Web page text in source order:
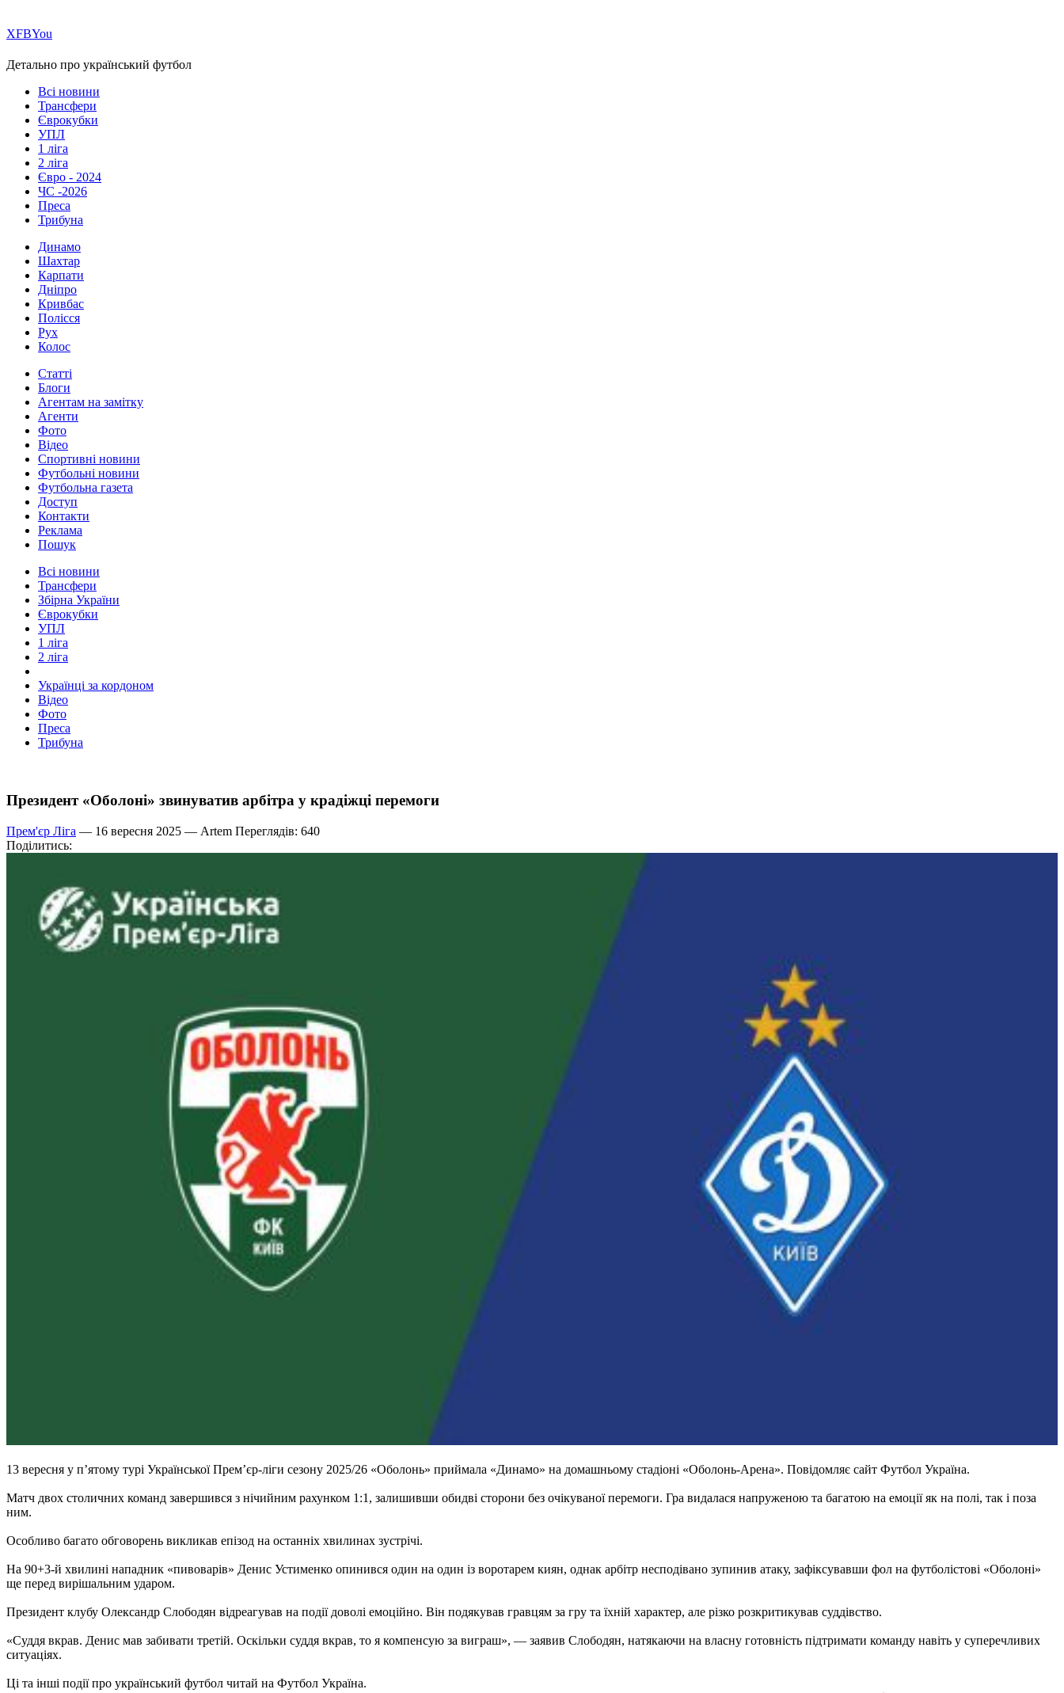
ХFBYou
Детально про український футбол
Всі новини
Трансфери
Єврокубки
УПЛ
1 ліга
2 ліга
Євро - 2024
ЧС -2026
Преса
Трибуна
Динамо
Шахтар
Карпати
Дніпро
Кривбас
Полісся
Рух
Колос
Статті
Блоги
Агентам на замітку
Агенти
Фото
Відео
Спортивні новини
Футбольні новини
Футбольна газета
Доступ
Контакти
Реклама
Пошук
Всі новини
Трансфери
Збірна України
Єврокубки
УПЛ
1 ліга
2 ліга
Українці за кордоном
Відео
Фото
Преса
Трибуна
Президент «Оболоні» звинуватив арбітра у крадіжці перемоги
Прем'єр Ліга — 16 вересня 2025 — Artem Переглядів: 640
Поділитись:
13 вересня у п’ятому турі Української Прем’єр-ліги сезону 2025/26 «Оболонь» приймала «Динамо» на домашньому стадіоні «Оболонь-Арена». Повідомляє сайт Футбол Україна.
Матч двох столичних команд завершився з нічийним рахунком 1:1, залишивши обидві сторони без очікуваної перемоги. Гра видалася напруженою та багатою на емоції як на полі, так і поза
ним.
Особливо багато обговорень викликав епізод на останніх хвилинах зустрічі.
На 90+3-й хвилині нападник «пивоварів» Денис Устименко опинився один на один із воротарем киян, однак арбітр несподівано зупинив атаку, зафіксувавши фол на футболістові «Оболоні»
ще перед вирішальним ударом.
Президент клубу Олександр Слободян відреагував на події доволі емоційно. Він подякував гравцям за гру та їхній характер, але різко розкритикував суддівство.
«Суддя вкрав. Денис мав забивати третій. Оскільки суддя вкрав, то я компенсую за виграш», — заявив Слободян, натякаючи на власну готовність підтримати команду навіть у суперечливих
ситуаціях.
Ці та інші події про український футбол читай на Футбол Україна.